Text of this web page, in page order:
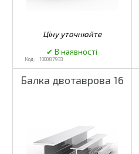
100087933
Балка двотаврова 16